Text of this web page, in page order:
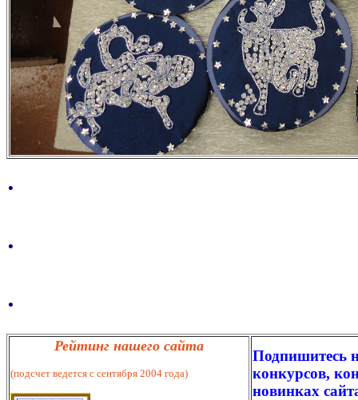
.
.
.
Рейтинг нашего сайта
(подсчет ведется с сентября 2004 года)
Подпишитесь
конкурсов,
новинках